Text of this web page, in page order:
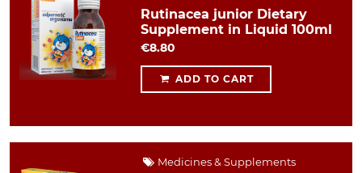
Rutinacea junior Dietary
Supplement in Liquid 100ml
€8.80
ADD TO CART
Medicines & Supplements